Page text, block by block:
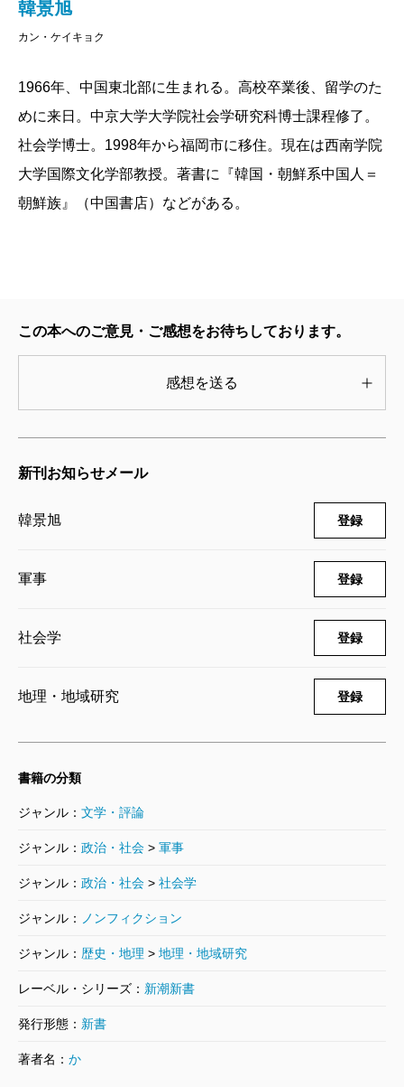
これらの話を著者の韓さんは中国で出会った一人の
物でもある茹で卵をつまみにして酒を飲みながら、と
いうこともあったそうです。
残念ながら、この脱北者とは現在連絡が取れなくな
っています。韓さんは、またいつか茹で卵を肴にし
て、「彼」と話ができる日が来ることを願っていま
韓景旭
カン・ケイキョク
1966年、中国東北部に生まれる。高校卒業後、留学のた
めに来日。中京大学大学院社会学研究科博士課程修了。
社会学博士。1998年から福岡市に移住。現在は西南学院
大学国際文化学部教授。著書に『韓国・朝鮮系中国人＝
朝鮮族』（中国書店）などがある。
この本へのご意見・ご感想をお待ちしております。
感想を送る
新刊お知らせメール
韓景旭 登録
軍事 登録
社会学 登録
地理・地域研究 登録
書籍の分類
ジャンル： 文学・評論
ジャンル： 政治・社会 > 軍事
ジャンル： 政治・社会 > 社会学
ジャンル： ノンフィクション
ジャンル： 歴史・地理 > 地理・地域研究
レーベル・シリーズ： 新潮新書
発行形態： 新書
著者名： か